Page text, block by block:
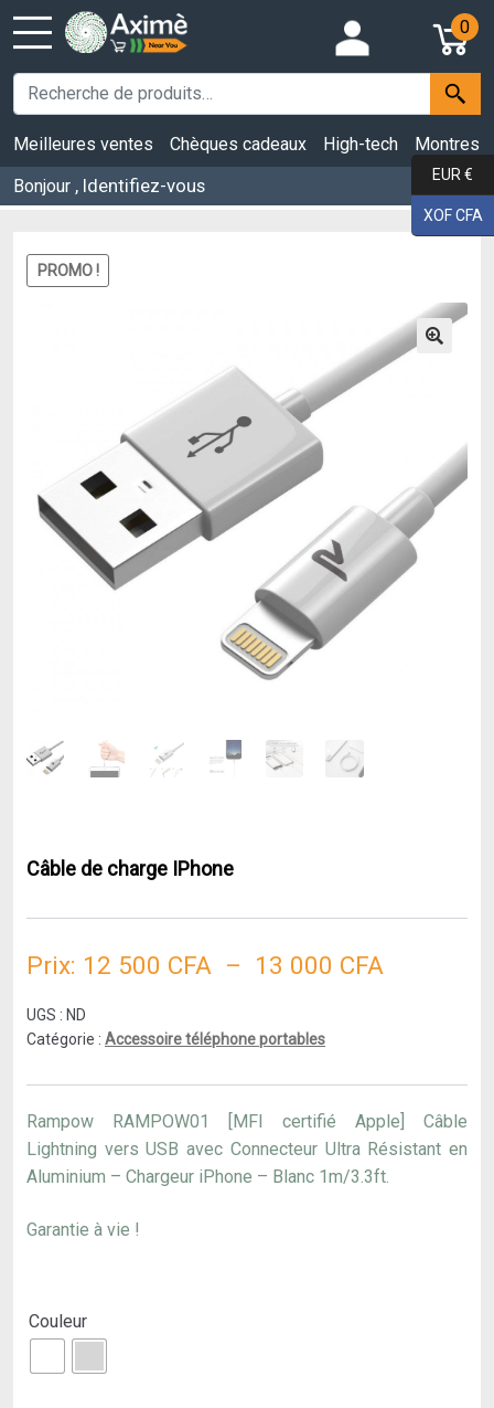
0
Meilleures ventes Chèques cadeaux High-tech
Montres
Bonjour , Identifiez-vous
PROMO !
Câble de charge IPhone
Prix: 12 500 CFA – 13 000 CFA
12
500 CFA
à
UGS : ND
Catégorie : Accessoire téléphone portables
Rampow RAMPOW01 [MFI certifié Apple] Câble
Lightning vers USB avec Connecteur Ultra Résistant en
Aluminium – Chargeur iPhone – Blanc 1m/3.3ft.
Garantie à vie !
Couleur
EUR €
XOF CFA